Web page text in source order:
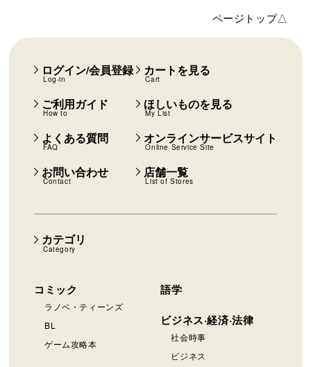
ページトップ△
カテゴリ
Category
コミック
ラノベ・ティーンズ
BL
ゲーム攻略本
語学
ビジネス·経済·法律
社会時事
ビジネス
ログイン/会員登録
Log-in
カートを見る
Cart
ご利用ガイド
How to
ほしいものを見る
My List
よくある質問
FAQ
オンラインサービスサイト
Online Service Site
お問い合わせ
Contact
店舗一覧
List of Stores